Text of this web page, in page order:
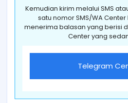
Kemudian kirim melalui SMS
satu nomor SMS/WA
menerima balasan yang berisi
Center yang
Telegram